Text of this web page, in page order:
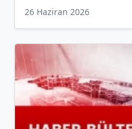
26 Haziran 2026